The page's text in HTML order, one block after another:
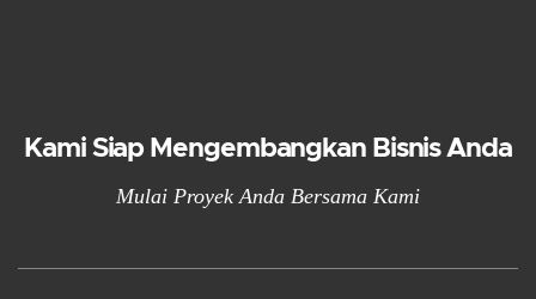
Kami Siap Mengembangkan Bisnis Anda
Mulai Proyek Anda Bersama Kami